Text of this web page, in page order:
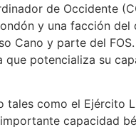
de Occidente
y una facción del
Cano y parte del
que potencializa su
tales como el Ejército
capacidad